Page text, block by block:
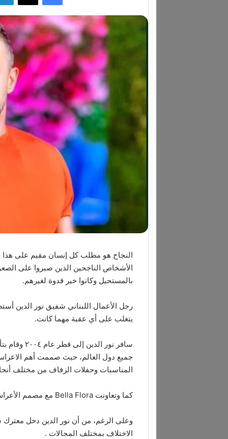
النجاح هو مطلب كل إنسان مقيم على
الأشخاص الناجحين الذين صبروا على
بالمستحيل وكانوا خير قدوة لغيرهم.
رجل الأعمال اللبناني شفيق نور الدين
يتغلب على أي عقبة مهما كانت.
جميع دول العالم، حيث صممت أهم
المناسبات وحفلات الزفاف من مختلف
كما وتعاونت Bella Flora مع مصمم الأعراس العالمي Preston Bailey وأثار تعاونهم إهتمام بالغاً.
وعلى الرغم، من أن نور الدين دخل معترك
الاختلاف بمختلف المجالات .